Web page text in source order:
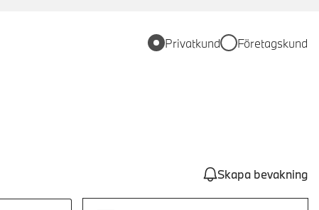
Privatkund Företagskund
Skapa bevakning